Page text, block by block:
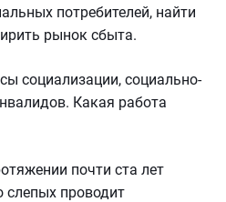
потребителей, найти
рынок сбыта.
социализации, социально-
Какая работа
почти ста лет
слепых проводит